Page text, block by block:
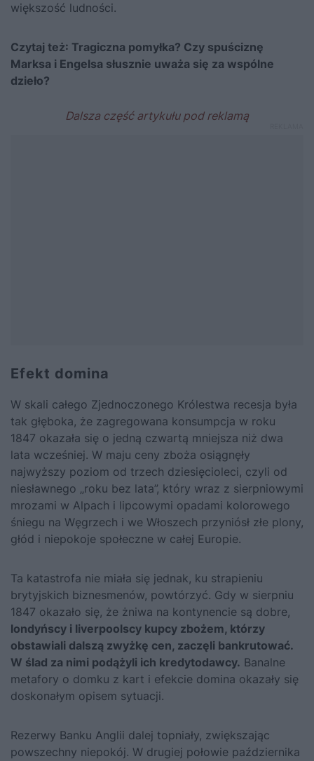
większość ludności.
Czytaj też: Tragiczna pomyłka? Czy spuściznę
Marksa i Engelsa słusznie uważa się za wspólne
dzieło?
Efekt domina
W skali całego Zjednoczonego Królestwa recesja była
tak głęboka, że zagregowana konsumpcja w roku
1847 okazała się o jedną czwartą mniejsza niż dwa
lata wcześniej. W maju ceny zboża osiągnęły
najwyższy poziom od trzech dziesięcioleci, czyli od
niesławnego „roku bez lata”, który wraz z sierpniowymi
mrozami w Alpach i lipcowymi opadami kolorowego
śniegu na Węgrzech i we Włoszech przyniósł złe plony,
głód i niepokoje społeczne w całej Europie.
Ta katastrofa nie miała się jednak, ku strapieniu
brytyjskich biznesmenów, powtórzyć. Gdy w sierpniu
1847 okazało się, że żniwa na kontynencie są dobre,
londyńscy i liverpoolscy kupcy zbożem, którzy
obstawiali dalszą zwyżkę cen, zaczęli bankrutować.
W ślad za nimi podążyli ich kredytodawcy. Banalne
metafory o domku z kart i efekcie domina okazały się
doskonałym opisem sytuacji.
Rezerwy Banku Anglii dalej topniały, zwiększając
powszechny niepokój. W drugiej połowie października